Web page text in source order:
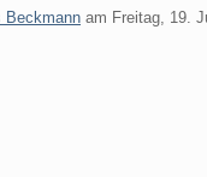
Beckmann am Freitag, 19.